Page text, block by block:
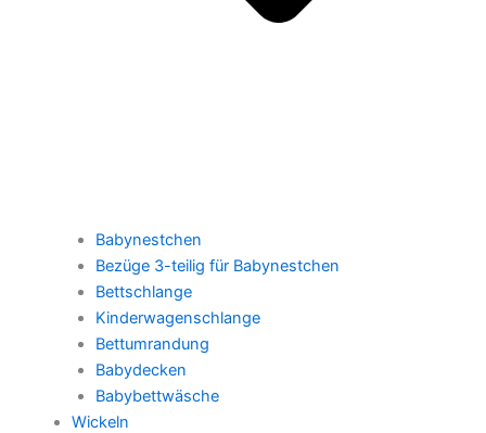
Babynestchen
Bezüge 3-teilig für Babynestchen
Bettschlange
Kinderwagenschlange
Bettumrandung
Babydecken
Babybettwäsche
Wickeln